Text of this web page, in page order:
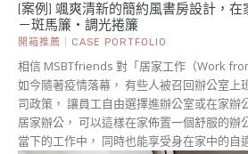
[案例] 颯爽清新的簡約風書房設計，
－斑馬簾・調光捲簾
開箱推薦｜CASE PORTFOLIO
相信 MSBTfriends 對「居家工作（Work
如今隨著疫情落幕， 有些人被召回辦公室上
司政策， 讓員工自由選擇進辦公室或在家辦公
居家辦公， 可以這樣在家佈置一個舒服的辦
當下的工作中， 同時也能享受身在家中的自